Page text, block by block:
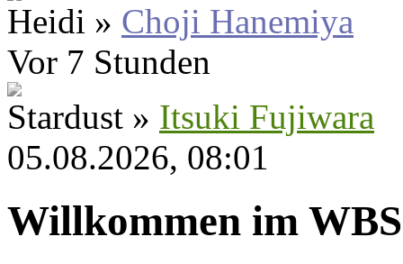
Heidi » Choji Hanemiya
Vor 7 Stunden
Stardust » Itsuki Fujiwara
05.08.2026, 08:01
Willkommen im WBS